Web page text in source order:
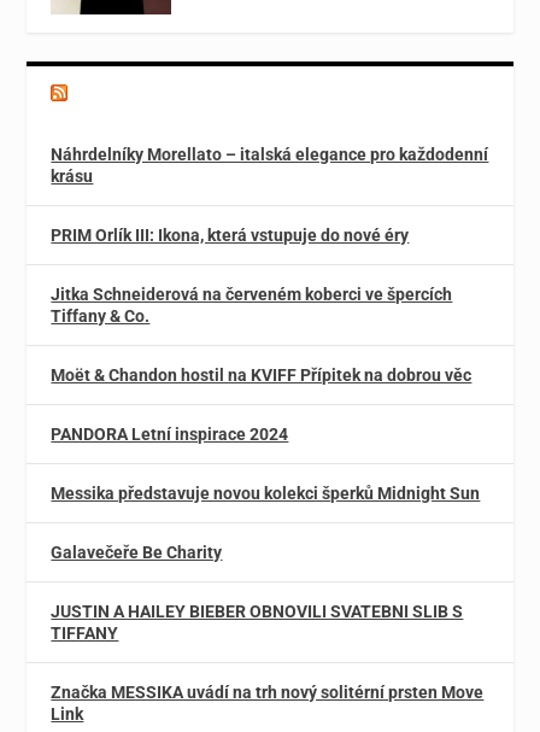
Náhrdelníky Morellato – italská elegance pro každodenní
krásu
PRIM Orlík III: Ikona, která vstupuje do nové éry
Jitka Schneiderová na červeném koberci ve špercích
Tiffany & Co.
Moët & Chandon hostil na KVIFF Přípitek na dobrou věc
PANDORA Letní inspirace 2024
Messika představuje novou kolekci šperků Midnight Sun
Galavečeře Be Charity
JUSTIN A HAILEY BIEBER OBNOVILI SVATEBNI SLIB S
TIFFANY
Značka MESSIKA uvádí na trh nový solitérní prsten Move
Link